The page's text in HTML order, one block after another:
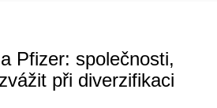
Pfizer: společnosti,
při diverzifikaci